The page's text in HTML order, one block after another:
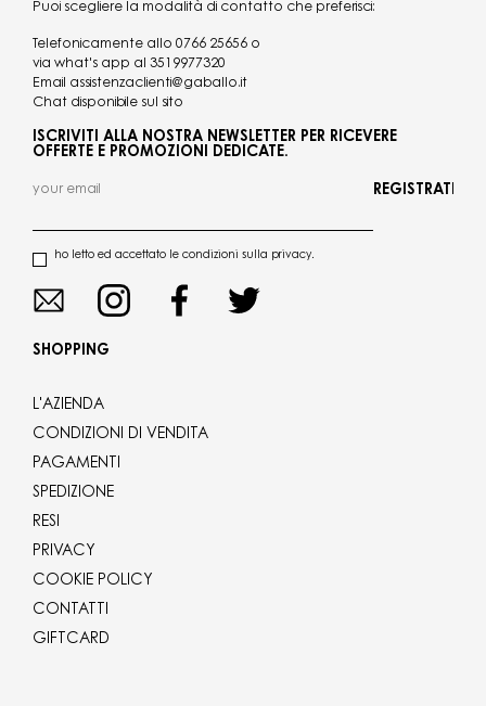
Puoi scegliere la modalità di contatto che preferisci:
Telefonicamente allo 0766 25656 o
via what's app al 3519977320
Email assistenzaclienti@gaballo.it
Chat disponibile sul sito
ISCRIVITI ALLA NOSTRA NEWSLETTER PER RICEVERE
OFFERTE E PROMOZIONI DEDICATE.
ho letto ed accettato le condizioni sulla privacy.
REGISTRATI
SHOPPING
L'AZIENDA
CONDIZIONI DI VENDITA
PAGAMENTI
SPEDIZIONE
RESI
PRIVACY
COOKIE POLICY
CONTATTI
GIFTCARD